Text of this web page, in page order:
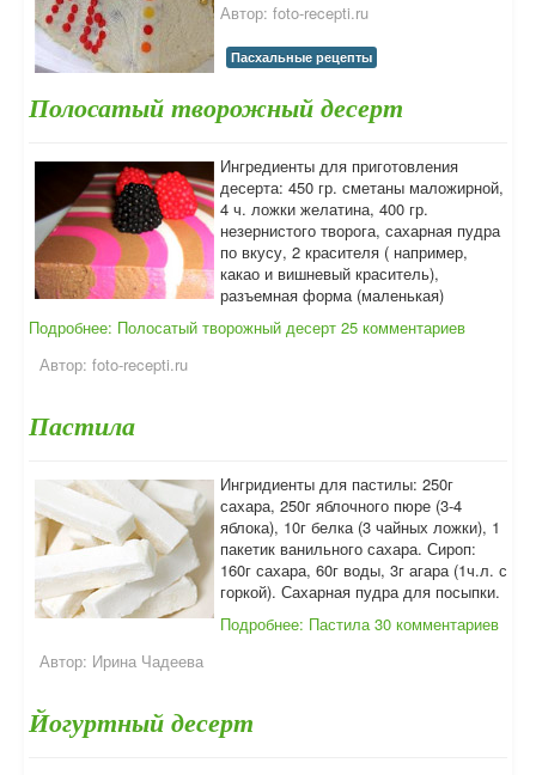
Автор: foto-recepti.ru
Пасхальные рецепты
Полосатый творожный десерт
Ингредиенты для приготовления
десерта: 450 гр. сметаны маложирной,
4 ч. ложки желатина, 400 гр.
незернистого творога, сахарная пудра
по вкусу, 2 красителя ( например,
какао и вишневый краситель),
разъемная форма (маленькая)
Подробнее: Полосатый творожный десерт 25 комментариев
Автор: foto-recepti.ru
Пастила
Ингридиенты для пастилы: 250г
сахара, 250г яблочного пюре (3-4
яблока), 10г белка (3 чайных ложки), 1
пакетик ванильного сахара. Сироп:
160г сахара, 60г воды, 3г агара (1ч.л. с
горкой). Сахарная пудра для посыпки.
Подробнее: Пастила 30 комментариев
Автор: Ирина Чадеева
Йогуртный десерт